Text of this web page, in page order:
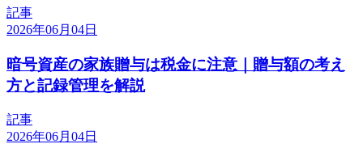
記事
2026年06月04日
暗号資産の家族贈与は税金に注意｜贈与額の考え
方と記録管理を解説
記事
2026年06月04日